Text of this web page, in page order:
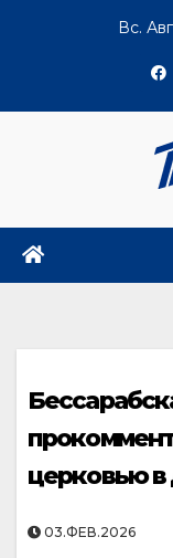
Вс.
церковью
03.ФЕВ.2026